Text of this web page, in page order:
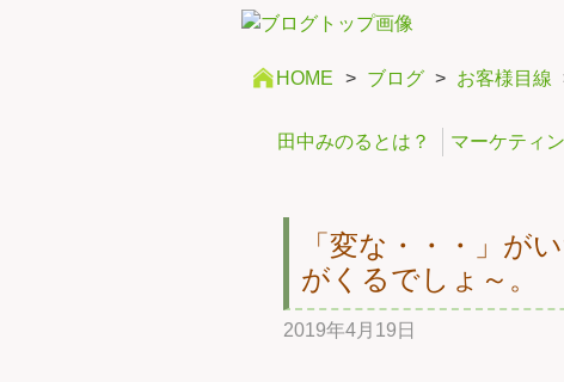
HOME > ブログ > お客様目線
田中みのるとは？ マーケティ
「変な・・・」が
がくるでしょ～。
2019年4月19日